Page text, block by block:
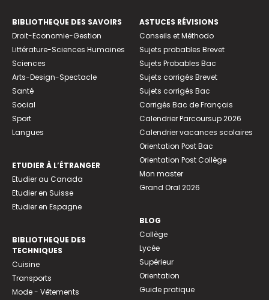
BIBLIOTHEQUE DES SAVOIRS
Droit-Economie-Gestion
Littérature-Sciences Humaines
Sciences
Arts-Design-Spectacle
Santé
Social
Sport
Langues
ETUDIER À L’ÉTRANGER
Etudier au Canada
Etudier en Suisse
Etudier en Espagne
BIBLIOTHEQUE DES
TECHNIQUES
Cuisine
Transports
Mode - Vêtements
ASTUCES RÉVISIONS
Conseils et Méthodo
Sujets probables Brevet
Sujets Probables Bac
Sujets corrigés Brevet
Sujets corrigés Bac
Corrigés Bac de Français
Calendrier Parcoursup 2026
Calendrier vacances scolaires
Orientation Post Bac
Orientation Post Collège
Mon master
Grand Oral 2026
BLOG
Collège
Lycée
Supérieur
Orientation
Guide pratique